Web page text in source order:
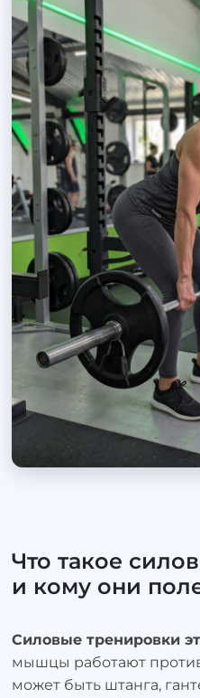
Что такое
и кому они
Силовые тренировки
мышцы работают
может быть штанга,